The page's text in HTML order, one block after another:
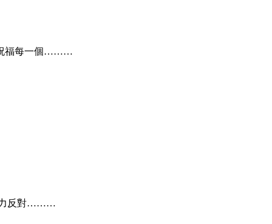
祝福每一個………
力反對………